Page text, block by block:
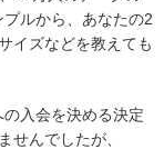
ルから、あなたの2
イズなどを教えても
入会を決める決定
せんでしたが、